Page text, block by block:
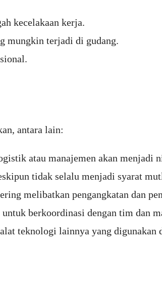
kecelakaan kerja.
mungkin terjadi di gudang.
antara lain:
atau manajemen akan menjadi
tidak selalu menjadi syarat
melibatkan pengangkatan dan
berkoordinasi dengan tim dan
teknologi lainnya yang digunakan